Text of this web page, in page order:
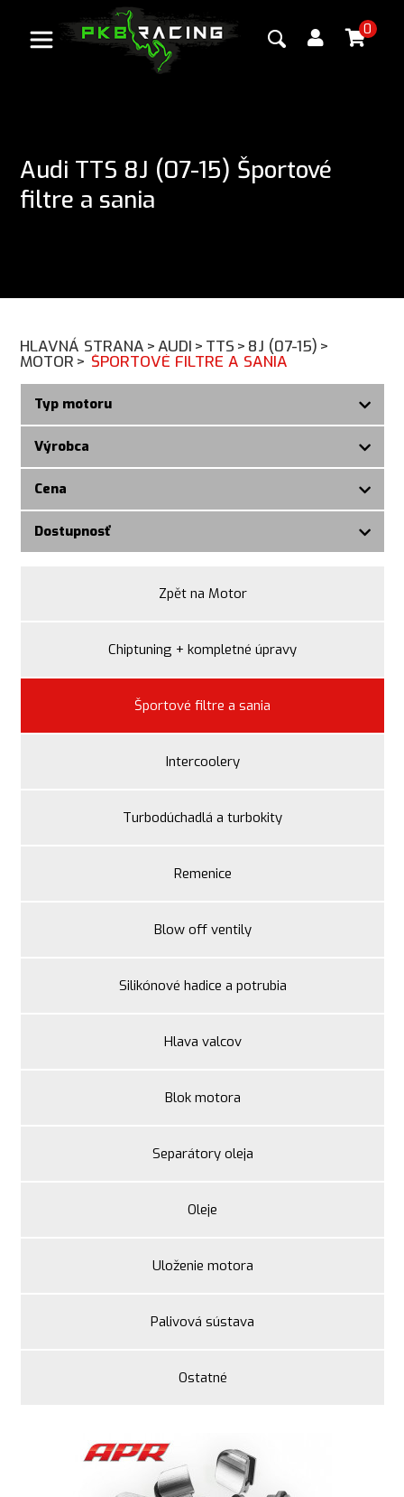
0
Audi TTS 8J (07-15) Športové
filtre a sania
HLAVNÁ STRANA >AUDI > TTS > 8J (07-15) >
MOTOR > ŠPORTOVÉ FILTRE A SANIA
Typ motoru
Výrobca
Cena
Dostupnosť
Zpět na Motor
Chiptuning + kompletné úpravy
Športové filtre a sania
Intercoolery
Turbodúchadlá a turbokity
Remenice
Blow off ventily
Silikónové hadice a potrubia
Hlava valcov
Blok motora
Separátory oleja
Oleje
Uloženie motora
Palivová sústava
Ostatné